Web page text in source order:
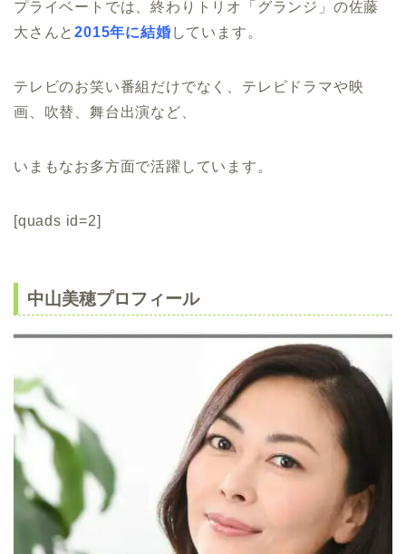
プライベートでは、終わりトリオ「グランジ」の佐藤
大さんと2015年に結婚 しています。
テレビのお笑い番組だけでなく、テレビドラマや映
画、吹替、舞台出演など、
いまもなお多方面で活躍しています。
[quads id=2]
中山美穂プロフィール